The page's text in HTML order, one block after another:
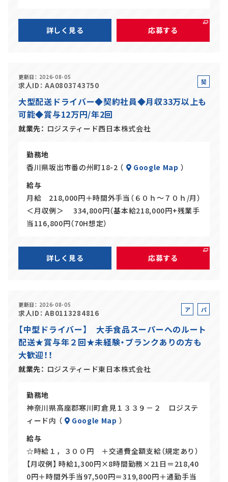
詳しく見る 応募する
更新日 2026-08-05
求人ID AA0803743750
契
社
大型配送ドライバー◆契約社員◆月収33万以上も
可能◆賞与12万円/年2回
就業先 ロジスティード西日本株式会社
勤務地
香川県坂出市番の州町18-2 （
Google Map ）
給与
月給 218,000円＋時間外手当（６０ｈ～７０ｈ/月）
＜月収例＞ 334,800円（基本給218,000円+残業手
当116,800円（70H想定）
詳しく見る 応募する
更新日 2026-08-05
求人ID AB0113284816
ア
バ
イ
パ
ト
【中型ドライバー】 大手食品スーパーへのルート
配送★賞与年２回★未経験・ブランクありの方も
大歓迎！！
就業先 ロジスティード東日本株式会社
勤務地
神奈川県高座郡寒川町倉見１３３９－２ ロジステ
ィード内 （
Google Map ）
給与
☆時給１，３００円 ＋交通費全額支給（規定あり）
【月収例】 時給1,300円×8時間勤務×21日＝218,40
0円＋時間外手当97,500円＝319,800円＋通勤手当